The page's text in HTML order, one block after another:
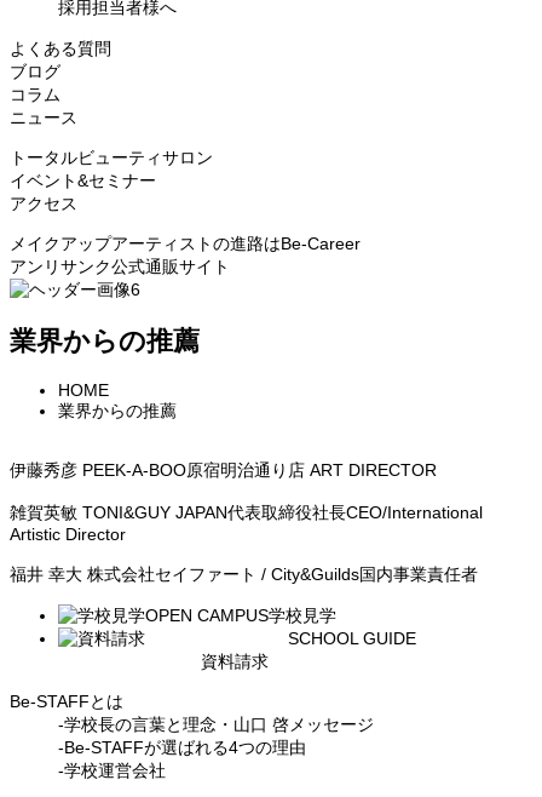
採用担当者様へ
よくある質問
ブログ
コラム
ニュース
トータルビューティサロン
イベント&セミナー
アクセス
メイクアップアーティストの進路はBe‑Career
アンリサンク公式通販サイト
業界からの推薦
HOME
業界からの推薦
伊藤秀彦 PEEK-A-BOO原宿明治通り店 ART DIRECTOR
雑賀英敏 TONI&GUY JAPAN代表取締役社長CEO/International
Artistic Director
福井 幸大 株式会社セイファート / City&Guilds国内事業責任者
OPEN CAMPUS学校見学
SCHOOL GUIDE
資料請求
Be-STAFFとは
-学校長の言葉と理念・山口 啓メッセージ
-Be-STAFFが選ばれる4つの理由
-学校運営会社